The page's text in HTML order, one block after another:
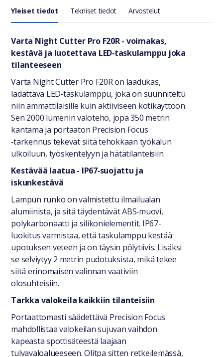
Yleiset tiedot Tekniset tiedot Arvostelut
Yleiset tiedot
Varta Night Cutter Pro F20R - voimakas,
kestävä ja luotettava LED‑taskulamppu joka
tilanteeseen
Varta Night Cutter Pro F20R on laadukas,
ladattava LED‑taskulamppu, joka on suunniteltu
niin ammattilaisille kuin aktiiviseen kotikäyttöön.
Sen 2000 lumenin valoteho, jopa 350 metrin
kantama ja portaaton Precision Focus
‑tarkennus tekevät siitä tehokkaan työkalun
ulkoiluun, työskentelyyn ja hätätilanteisiin.
Kestävää laatua - IP67‑suojattu ja
iskunkestävä
Lampun runko on valmistettu ilmailualan
alumiinista, ja sitä täydentävät ABS‑muovi,
polykarbonaatti ja silikonielementit. IP67-
luokitus varmistaa, että taskulamppu kestää
upotuksen veteen ja on täysin pölytiivis. Lisäksi
se selviytyy 2 metrin pudotuksista, mikä tekee
siitä erinomaisen valinnan vaativiin
olosuhteisiin.
Tarkka valokeila kaikkiin tilanteisiin
Portaattomasti säädettävä Precision Focus
mahdollistaa valokeilan sujuvan vaihdon
kapeasta spottisäteestä laajaan
tulvavaloalueeseen. Olitpa sitten retkeilemässä,